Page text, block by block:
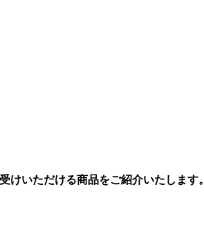
けいただける商品をご紹介いたします。